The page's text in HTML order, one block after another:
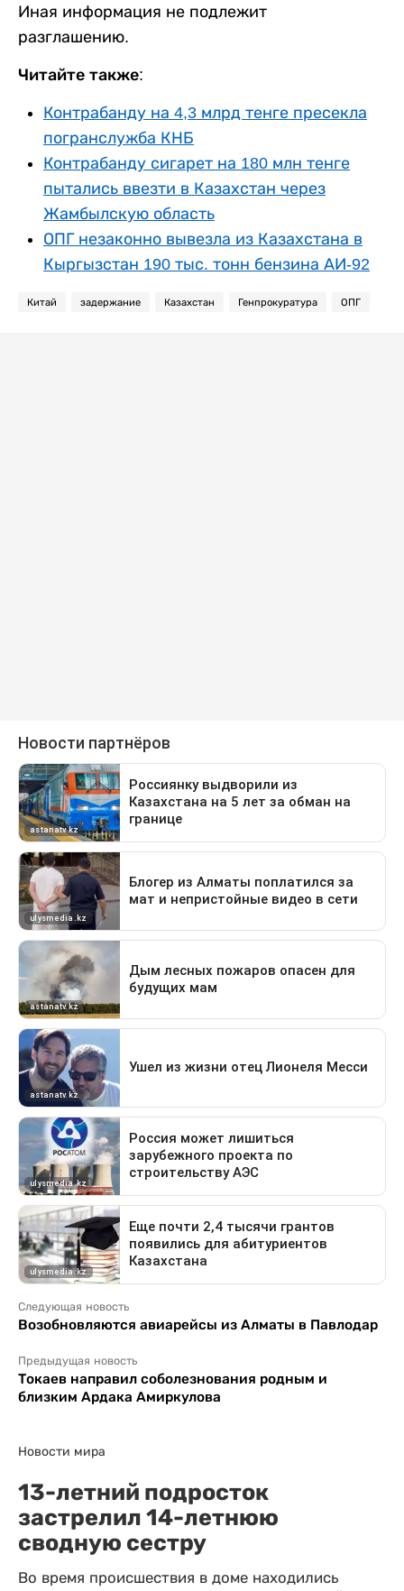
Иная информация не подлежит
разглашению.
Читайте также:
Контрабанду на 4,3 млрд тенге пресекла
погранслужба КНБ
Контрабанду сигарет на 180 млн тенге
пытались ввезти в Казахстан через
Жамбылскую область
ОПГ незаконно вывезла из Казахстана в
Кыргызстан 190 тыс. тонн бензина АИ-92
Китай задержание Казахстан Генпрокуратура ОПГ
Следующая новость
Возобновляются авиарейсы из Алматы в Павлодар
Предыдущая новость
Токаев направил соболезнования родным и
близким Ардака Амиркулова
Новости мира
13-летний подросток
застрелил 14-летнюю
сводную сестру
Во время происшествия в доме находились